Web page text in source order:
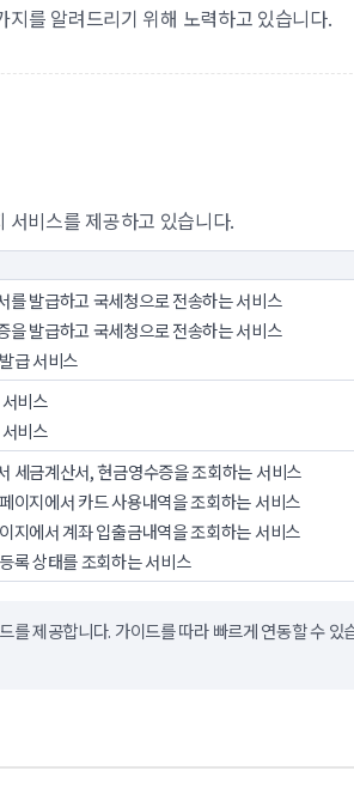
지를 알려드리기 위해 노력하고 있습니다.
비스를 제공하고 있습니다.
를 발급하고 국세청으로 전송하는 서비스
을 발급하고 국세청으로 전송하는 서비스
급 서비스
비스
비스
세금계산서, 현금영수증을 조회하는 서비스
이지에서 카드 사용내역을 조회하는 서비스
지에서 계좌 입출금내역을 조회하는 서비스
록 상태를 조회하는 서비스
를 제공합니다. 가이드를 따라 빠르게 연동할 수 있